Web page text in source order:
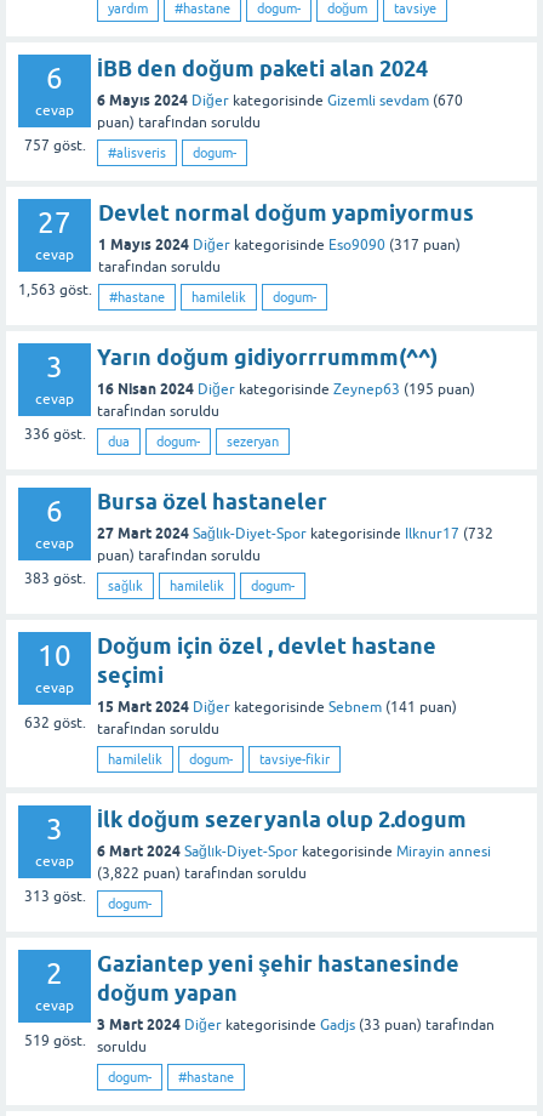
yardım #hastane dogum- doğum tavsiye
6
cevap
757 göst.
İBB den doğum paketi alan 2024
6 Mayıs 2024 Diğer kategorisinde Gizemli sevdam (670
puan) tarafından soruldu
#alisveris dogum-
27
cevap
1,563 göst.
Devlet normal doğum yapmiyormus
1 Mayıs 2024 Diğer kategorisinde Eso9090 (317 puan)
tarafından soruldu
#hastane hamilelik dogum-
3
cevap
336 göst.
Yarın doğum gidiyorrrummm(^^)
16 Nisan 2024 Diğer kategorisinde Zeynep63 (195 puan)
tarafından soruldu
dua dogum- sezeryan
6
cevap
383 göst.
Bursa özel hastaneler
27 Mart 2024 Sağlık-Diyet-Spor kategorisinde Ilknur17 (732
puan) tarafından soruldu
sağlık hamilelik dogum-
10
cevap
632 göst.
Doğum için özel , devlet hastane
seçimi
15 Mart 2024 Diğer kategorisinde Sebnem (141 puan)
tarafından soruldu
hamilelik dogum- tavsiye-fikir
3
cevap
313 göst.
İlk doğum sezeryanla olup 2.dogum
6 Mart 2024 Sağlık-Diyet-Spor kategorisinde Mirayin annesi
(3,822 puan) tarafından soruldu
dogum-
2
cevap
519 göst.
Gaziantep yeni şehir hastanesinde
doğum yapan
3 Mart 2024 Diğer kategorisinde Gadjs (33 puan) tarafından
soruldu
dogum- #hastane